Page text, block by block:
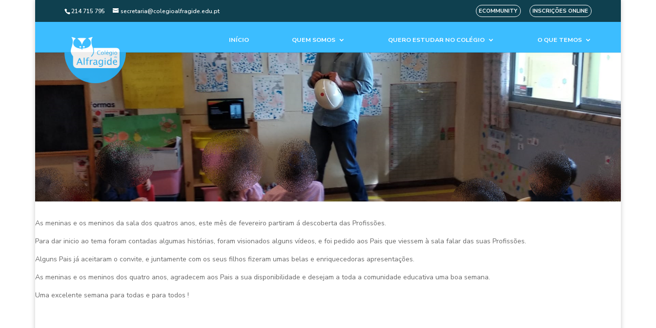
214 715 795 secretaria@colegioalfragide.edu.pt ECOMMUNITY INSCRIÇÕES ONLINE
INÍCIO QUEM SOMOS QUERO ESTUDAR NO COLÉGIO O QUE TEMOS
As meninas e os meninos da sala dos quatros anos, este mês de fevereiro partiram á descoberta das Profissões.
Para dar inicio ao tema foram contadas algumas histórias, foram visionados alguns vídeos, e foi pedido aos Pais que viessem à sala falar das suas Profissões.
Alguns Pais já aceitaram o convite, e juntamente com os seus filhos fizeram umas belas e enriquecedoras apresentações.
As meninas e os meninos dos quatro anos, agradecem aos Pais a sua disponibilidade e desejam a toda a comunidade educativa uma boa semana.
Uma excelente semana para todas e para todos !